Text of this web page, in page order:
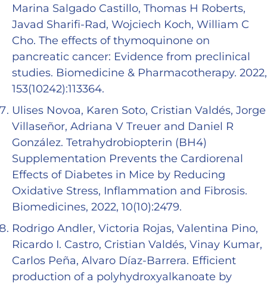
Marina Salgado Castillo, Thomas H Roberts,
Javad Sharifi-Rad, Wojciech Koch, William C
Cho. The effects of thymoquinone on
pancreatic cancer: Evidence from preclinical
studies. Biomedicine & Pharmacotherapy. 2022,
153(10242):113364.
Ulises Novoa, Karen Soto, Cristian Valdés, Jorge
Villaseñor, Adriana V Treuer and Daniel R
González. Tetrahydrobiopterin (BH4)
Supplementation Prevents the Cardiorenal
Effects of Diabetes in Mice by Reducing
Oxidative Stress, Inflammation and Fibrosis.
Biomedicines, 2022, 10(10):2479.
Rodrigo Andler, Victoria Rojas, Valentina Pino,
Ricardo I. Castro, Cristian Valdés, Vinay Kumar,
Carlos Peña, Alvaro Díaz-Barrera. Efficient
production of a polyhydroxyalkanoate by